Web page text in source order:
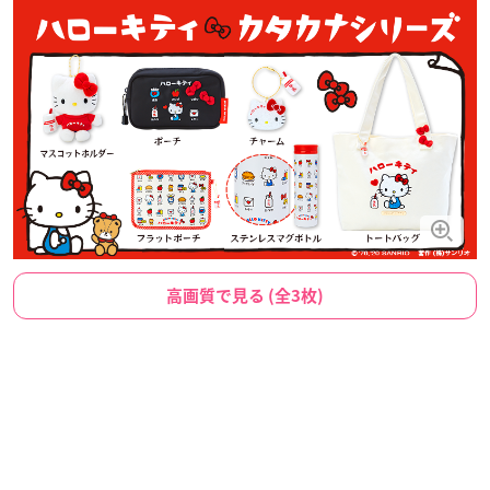
高画質で見る (全3枚)